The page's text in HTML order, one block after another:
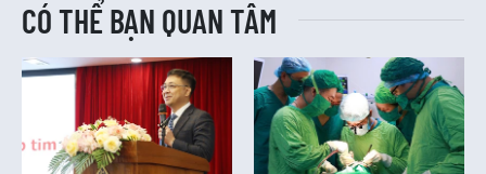
CÓ THỂ BẠN QUAN TÂM